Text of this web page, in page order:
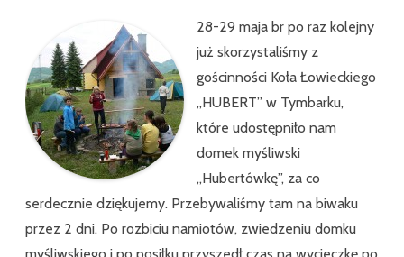
28-29 maja br po raz kolejny
już skorzystaliśmy z
gościnności Koła Łowieckiego
,,HUBERT” w Tymbarku,
które udostępniło nam
domek myśliwski
,,Hubertówkę”, za co
serdecznie dziękujemy. Przebywaliśmy tam na biwaku
przez 2 dni. Po rozbiciu namiotów, zwiedzeniu domku
myśliwskiego i po posiłku przyszedł czas na wycieczkę po